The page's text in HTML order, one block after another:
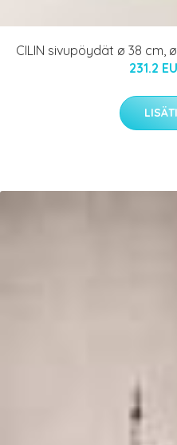
CILIN sivupöydät ø 38 cm,
231.2